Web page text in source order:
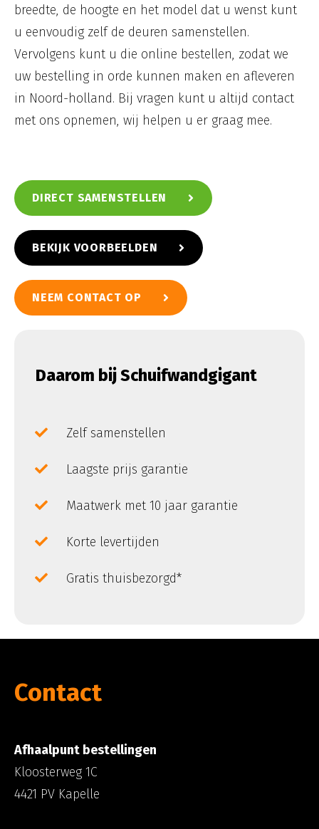
breedte, de hoogte en het model dat u wenst kunt
u eenvoudig zelf de deuren samenstellen.
Vervolgens kunt u die online bestellen, zodat we
uw bestelling in orde kunnen maken en afleveren
in Noord-holland. Bij vragen kunt u altijd contact
met ons opnemen, wij helpen u er graag mee.
DIRECT SAMENSTELLEN
BEKIJK VOORBEELDEN
NEEM CONTACT OP
Daarom bij Schuifwandgigant
Zelf samenstellen
Laagste prijs garantie
Maatwerk met 10 jaar garantie
Korte levertijden
Gratis thuisbezorgd*
Contact
Afhaalpunt bestellingen
Kloosterweg 1C
4421 PV Kapelle